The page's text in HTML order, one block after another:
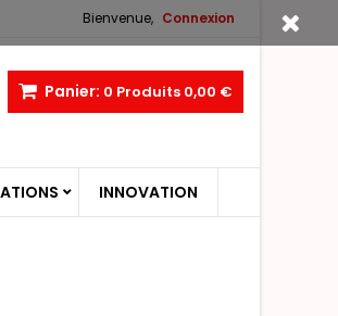
Bienvenue, Connexion
Panier: 0 Produits 0,00 €
INNOVATION